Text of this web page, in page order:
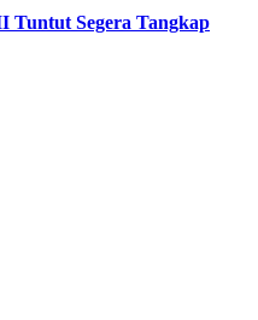
Tuntut Segera Tangkap